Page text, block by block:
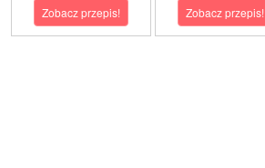
Zobacz przepis! Zobacz przepis!